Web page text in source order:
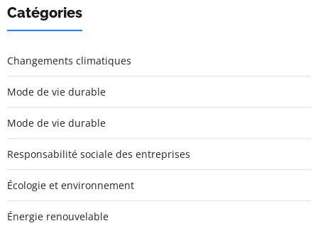
Catégories
Changements climatiques
Mode de vie durable
Mode de vie durable
Responsabilité sociale des entreprises
Écologie et environnement
Énergie renouvelable